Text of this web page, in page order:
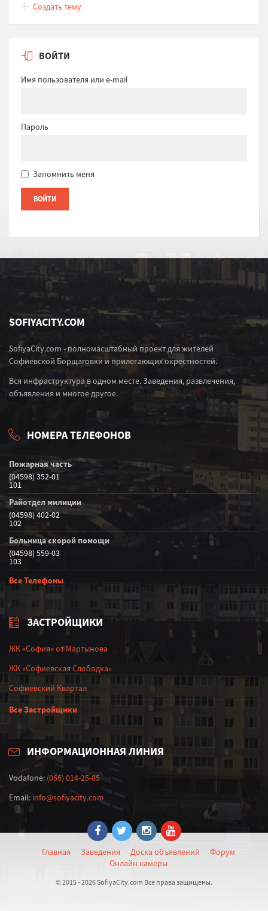
Создать тему
ВОЙТИ
Имя пользователя или e-mail
Пароль
Запомнить меня
SOFIYACITY.COM
SofiyaCity.com - полномасштабный проект для жителей
Софиевской Борщаговки и прилегающих окрестностей.
Вся инфраструктура в одном месте. Заведения, развлечения,
объявления и многое другое.
НОМЕРА ТЕЛЕФОНОВ
Пожарная часть
(04598) 352-01
101
Райотдел милиции
(04598) 402-02
102
Больница скорой помощи
(04598) 559-03
103
Все Телефоны
ЗАСТРОЙЩИКИ
ЖК «София» от Мартынова
ЖК «Софиевская Слободка»
Софиевский Квартал
Все Застройщики
ИНФОРМАЦИОННАЯ ЛИНИЯ
Vodafone: (066) 014-25-85
Email: info@sofiyacity.com
Главная Заведения Доска объявлений
Форум
Онлайн камеры
© 2015 - 2026 SofiyaCity.com Все права защищены.